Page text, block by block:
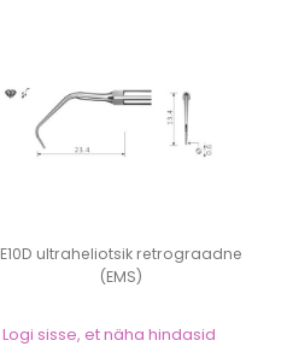
E10D ultraheliotsik retrograadne
(EMS)
Logi sisse, et näha hindasid